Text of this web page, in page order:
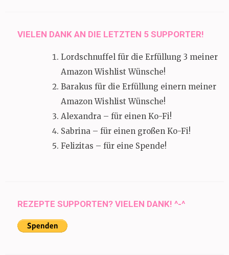
VIELEN DANK AN DIE LETZTEN 5 SUPPORTER!
Lordschnuffel für die Erfüllung 3 meiner
Amazon Wishlist Wünsche!
Barakus für die Erfüllung einern meiner
Amazon Wishlist Wünsche!
Alexandra – für einen Ko-Fi!
Sabrina – für einen großen Ko-Fi!
Felizitas – für eine Spende!
REZEPTE SUPPORTEN? VIELEN DANK! ^-^